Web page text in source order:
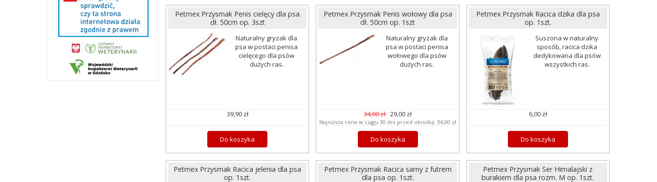
Petmex Przysmak Penis cielęcy dla psa
dł. 50cm op. 3szt
Naturalny gryzak dla
psa w postaci penisa
cielęcego dla psów
dużych ras.
39,90 zł
Do koszyka
Petmex Przysmak Penis wołowy dla psa
dł. 50cm op. 1szt
Naturalny gryzak dla
psa w postaci penisa
wołowego dla psów
dużych ras.
34,00 zł 29,00 zł
Najniższa cena w ciągu 30 dni przed obniżką:34,00 zł
Do koszyka
Petmex Przysmak Racica dzika dla psa
op. 1szt.
Suszona w naturalny
sposób, racica dzika
dedykowana dla psów
wszystkich ras.
6,00 zł
Do koszyka
Petmex Przysmak Racica jelenia dla psa
op. 1szt.
Petmex Przysmak Racica sarny z futrem
dla psa op. 1szt.
Petmex Przysmak Ser Himalajski z
burakiem dla psa rozm. M op. 1szt.